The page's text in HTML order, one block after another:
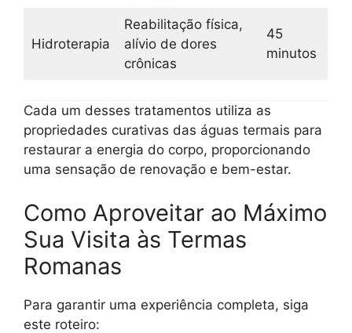
Hidroterapia
Reabilitação física,
alívio de dores
crônicas
45
minutos
Cada um desses tratamentos utiliza as
propriedades curativas das águas termais para
restaurar a energia do corpo, proporcionando
uma sensação de renovação e bem-estar.
Como Aproveitar ao Máximo
Sua Visita às Termas
Romanas
Para garantir uma experiência completa, siga
este roteiro: